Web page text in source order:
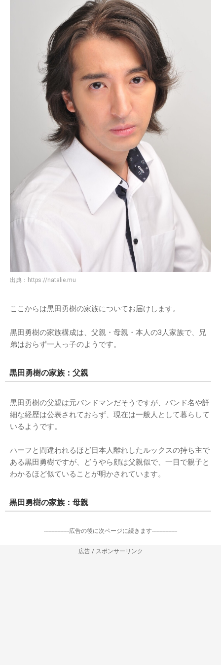
出典： https://natalie.mu
ここからは黒田勇樹の家族についてお届けします。
黒田勇樹の家族構成は、父親・母親・本人の3人家族で、兄
弟はおらず一人っ子のようです。
黒田勇樹の家族：父親
黒田勇樹の父親は元バンドマンだそうですが、バンド名や詳
細な経歴は公表されておらず、現在は一般人として暮らして
いるようです。
ハーフと間違われるほど日本人離れしたルックスの持ち主で
ある黒田勇樹ですが、どうやら顔は父親似で、一目で親子と
わかるほど似ていることが明かされています。
黒田勇樹の家族：母親
-----------------広告の後に次ページに続きます-----------------
広告 / スポンサーリンク